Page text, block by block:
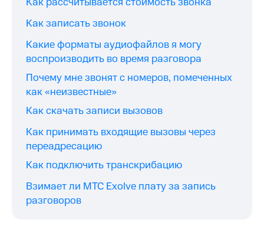
Как рассчитывается стоимость звонка
Как записать звонок
Какие форматы аудиофайлов я могу
воспроизводить во время разговора
Почему мне звонят с номеров, помеченных
как «неизвестные»
Как скачать записи вызовов
Как принимать входящие вызовы через
переадресацию
Как подключить транскрибацию
Взимает ли МТС Exolve плату за запись
разговоров